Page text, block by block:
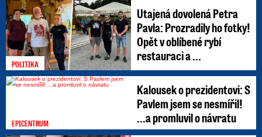
POLITIKA
Utajená dovolená Petra
Pavla: Prozradily ho fotky!
Opět v oblíbené rybí
restauraci a ...
EPICENTRUM
Kalousek o prezidentovi: S
Pavlem jsem se nesmířil!
...a promluvil o návratu